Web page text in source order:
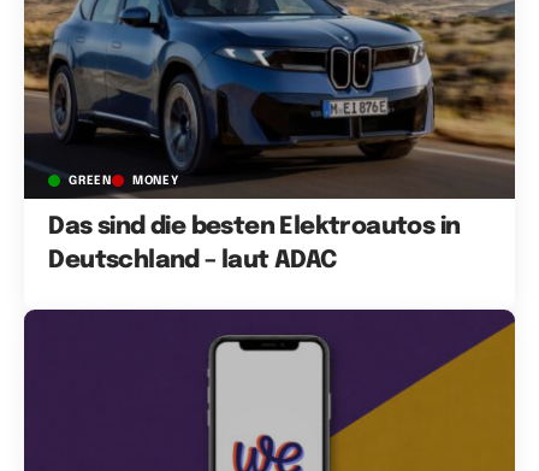
GREEN MONEY
Das sind die besten Elektroautos in
Deutschland – laut ADAC